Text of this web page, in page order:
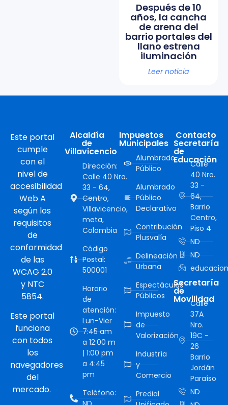
Después de 10
años, la cancha
de arena del
barrio portales del
llano estrena
iluminación
Leer noticia
Este portal
cumple
con el
nivel de
accesibilidad
Web A
según los
requisitos
de
conformidad
de las
WCAG 2.0
y NTC
5854.
Este portal
funciona
con todos
los
navegadores
del
mercado.
Alcaldía
de
Villavicencio
Dirección:
Calle 40 Nro.
33 - 64,
Centro,
Villavicencio,
meta,
Colombia
Código
Postal:
500001
Horario
de
atención:
Lun-Vier
7:45 am
a 12:00 m
| 1:00 pm
a 4:45
pm
Teléfono:
Impuestos
Municipales
Alumbrado
Público
Alumbrado
Público
Declarativo
Contribución
Plusvalía
Delineación
Urbana
Espectáculos
Públicos
Impuesto
de
Valorización
Industría
y
Comercio
Predial
Contacto
Secretaría
de
Educación
Calle
40 Nro.
33 -
64,
Barrio
Centro,
Piso 4
ND
ND
Secretaría
de
Movilidad
Calle
37A
Nro.
19C -
26
Barrio
Jordán
Paraíso
ND